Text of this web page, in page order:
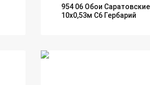
954 06 Обои Саратовские
10х0,53м С6 Гербарий